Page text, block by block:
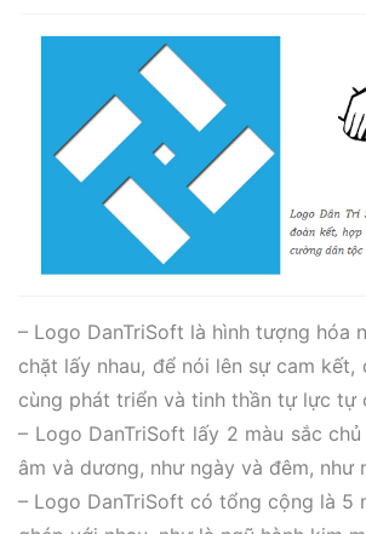
– Logo DanTriSoft là hình tượng hóa
chặt lấy nhau, để nói lên sự cam kết,
cùng phát triển và tinh thần tự lực tự
– Logo DanTriSoft lấy 2 màu sắc
âm và dương, như ngày và đêm, như
– Logo DanTriSoft có tổng cộng là 5